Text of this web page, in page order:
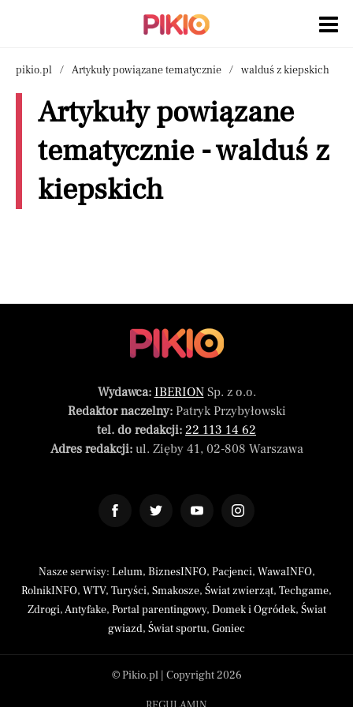
pikio.pl Artykuły powiązane tematycznie walduś z kiepskich
Artykuły powiązane
tematycznie - walduś z
kiepskich
Wydawca: IBERIONSp. z o.o.
Redaktor naczelny:Patryk Przybyłowski
tel. do redakcji: 22 113 14 62
Adres redakcji:ul. Zięby 41, 02-808 Warszawa
Nasze serwisy: Lelum, BiznesINFO, Pacjenci, WawaINFO,
RolnikINFO, WTV, Turyści, Smakosze, Świat zwierząt, Techgame,
Zdrogi,Antyfake, Portal parentingowy, Domek i Ogródek, Świat
gwiazd, Świat sportu, Goniec
© Pikio.pl | Copyright 2026